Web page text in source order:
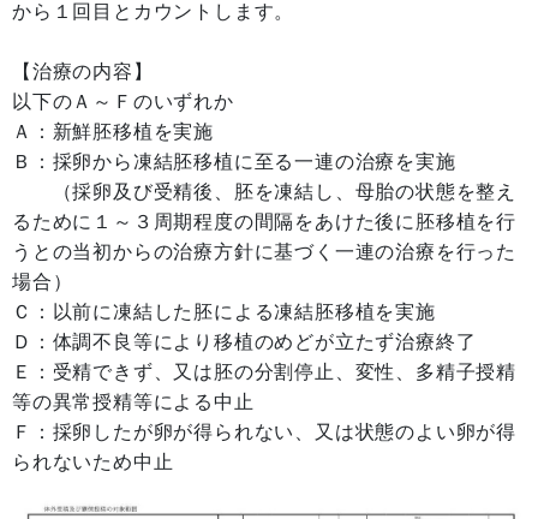
から１回目とカウントします。
【治療の内容】
以下のＡ～Ｆのいずれか
Ａ：新鮮胚移植を実施
Ｂ：採卵から凍結胚移植に至る一連の治療を実施
（採卵及び受精後、胚を凍結し、母胎の状態を整え
るために１～３周期程度の間隔をあけた後に胚移植を行
うとの当初からの治療方針に基づく一連の治療を行った
場合）
Ｃ：以前に凍結した胚による凍結胚移植を実施
Ｄ：体調不良等により移植のめどが立たず治療終了
Ｅ：受精できず、又は胚の分割停止、変性、多精子授精
等の異常授精等による中止
Ｆ：採卵したが卵が得られない、又は状態のよい卵が得
られないため中止